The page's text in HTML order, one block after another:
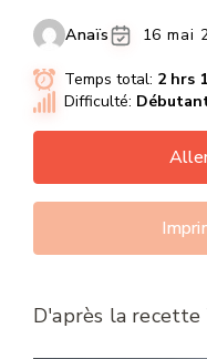
Anaïs 16 mai
Temps total: 2 hrs
Difficulté:
D'après la recette